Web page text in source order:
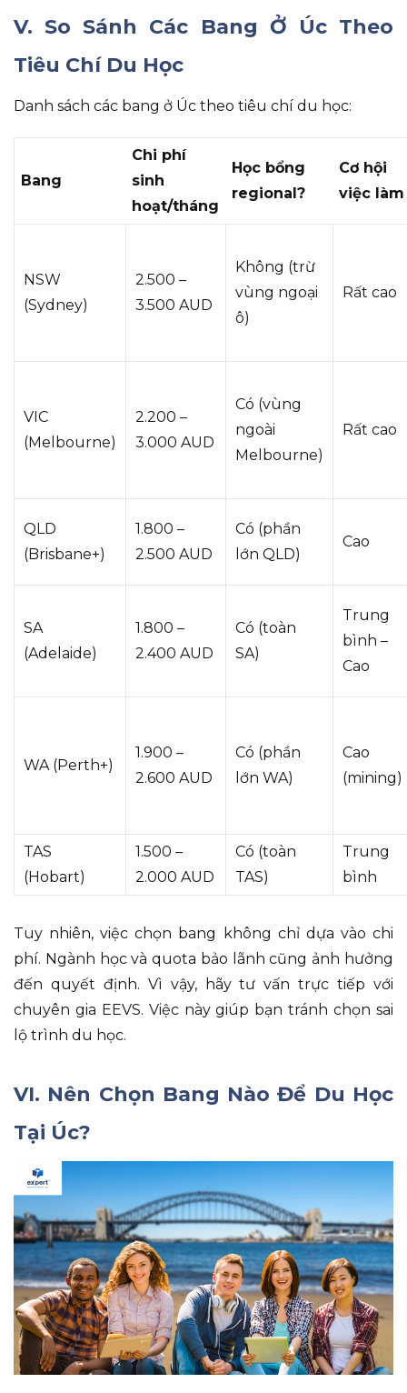
V. So Sánh Các Bang Ở Úc Theo
Tiêu Chí Du Học
Danh sách các bang ở Úc theo tiêu chí du học:
Bang
Chi phí
sinh
hoạt/tháng
Học bổng
regional?
Cơ hội
việc làm
NSW
(Sydney)
2.500 –
3.500 AUD
Không (trừ
vùng ngoại
ô)
Rất cao
VIC
(Melbourne)
2.200 –
3.000 AUD
Có (vùng
ngoài
Melbourne)
Rất cao
QLD
(Brisbane+)
1.800 –
2.500 AUD
Có (phần
lớn QLD)
Cao
SA
(Adelaide)
1.800 –
2.400 AUD
Có (toàn
SA)
Trung
bình –
Cao
WA (Perth+)
1.900 –
2.600 AUD
Có (phần
lớn WA)
Cao
(mining)
TAS
(Hobart)
1.500 –
2.000 AUD
Có (toàn
TAS)
Trung
bình
Tuy nhiên, việc chọn bang không chỉ dựa vào chi
phí. Ngành học và quota bảo lãnh cũng ảnh hưởng
đến quyết định. Vì vậy, hãy tư vấn trực tiếp với
chuyên gia EEVS. Việc này giúp bạn tránh chọn sai
lộ trình du học.
VI. Nên Chọn Bang Nào Để Du Học
Tại Úc?